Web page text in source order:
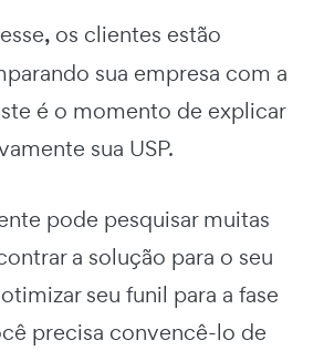
, os clientes estão
sua empresa com a
é o momento de explicar
sua USP.
pode pesquisar muitas
a solução para o seu
seu funil para a fase
precisa convencê-lo de